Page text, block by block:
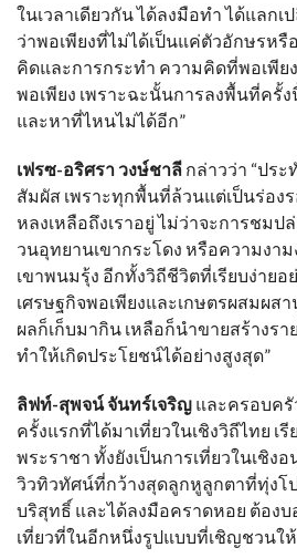
ในเวลาเดียวกัน ได้ลงมือทำ ได้แลก
ว่าพอเพียงที่ไม่ได้เป็นแค่ตัวอักษรห
คิดและการกระทำ ความคิดที่พอเพีย
พอเพียง เพราะฉะนั้นการลงพื้นที่ครั้
และหาที่ไหนไม่ได้อีก”
เฟรซ-อริศรา วงษ์ชาลี กล่าวว่า “ประ
สัมผัส เพราะทุกพื้นที่ล้วนแต่เป็นร่อง
หลงเหลือถึงเราอยู่ ไม่ว่าจะการชมป
วนอุทยานเขากระโดง หรือความงา
เขาพนมรุ้ง อีกทั้งวิถีชีวิตที่เรียบง่ายอ
เศรษฐกิจพอเพียงและเกษตรผสมผส
ผลก็เก็บมากิน เหลือก็นำขายสร้างรา
ทำให้เกิดประโยชน์ได้อย่างสูงสุด”
ลิฟท์-สุพจน์ จันทร์เจริญ และครอบครั
ครั้งแรกที่ได้มาเที่ยวในเชิงวิถีไทย เ
พระราชา ทั้งยังเป็นการเที่ยวในเชิง
วิวทิวทัศน์ที่กว้างสุดลูกหูลูกตาที่ทุ่งโ
บริสุทธิ์ และได้ลงมือคราดหอย ต้องบ
เที่ยวที่ในอีกหนึ่งรูปแบบที่เชิญชวน